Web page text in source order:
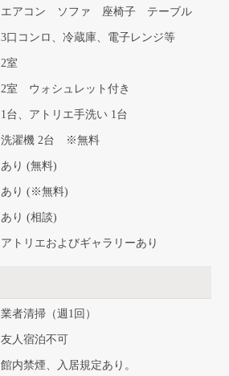
エアコン ソファ 座椅子 テーブル
3口コンロ、冷蔵庫、電子レンジ等
2室
2室 ウォシュレット付き
1台、アトリエ手洗い 1台
洗濯機 2台 ※無料
あり (無料)
あり (※無料)
あり (相談)
アトリエおよびギャラリーあり
業者清掃（週1回）
友人宿泊不可
館内禁煙、入居規定あり。